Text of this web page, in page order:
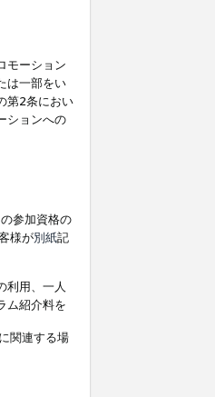
モーション
は一部をい
第2条におい
ションへの
参加資格の
様が別紙記
利用、一人
ム紹介料を
関連する場